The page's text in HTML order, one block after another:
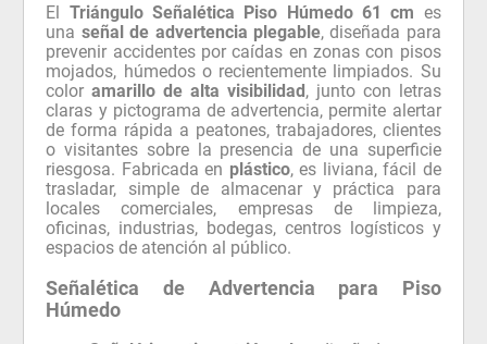
El Triángulo Señalética Piso Húmedo 61 cm es
una señal de advertencia plegable, diseñada para
prevenir accidentes por caídas en zonas con pisos
mojados, húmedos o recientemente limpiados. Su
coloramarillo de alta visibilidad, junto con letras
claras y pictograma de advertencia, permite alertar
de forma rápida a peatones, trabajadores, clientes
o visitantes sobre la presencia de una superficie
riesgosa. Fabricada en plástico, es liviana, fácil de
trasladar, simple de almacenar y práctica para
locales comerciales, empresas de limpieza,
oficinas, industrias, bodegas, centros logísticos y
espacios de atención al público.
Señalética de Advertencia para Piso
Húmedo